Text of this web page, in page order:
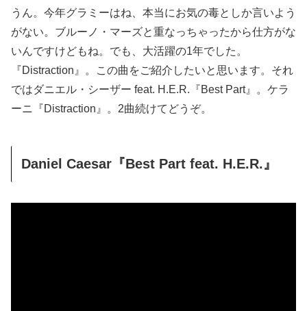
うん。今年グラミーはね、本当にお気の毒としか言いよう
がない。ブルーノ・マーズと重なっちゃったから仕方がな
いんですけどもね。でも、大活躍の1年でした。
『Distraction』。この曲をご紹介したいと思います。それ
ではダニエル・シーザー feat. H.E.R.『Best Part』。ケラ
ーニ『Distraction』。2曲続けてどうぞ。
Daniel Caesar『Best Part feat. H.E.R.』